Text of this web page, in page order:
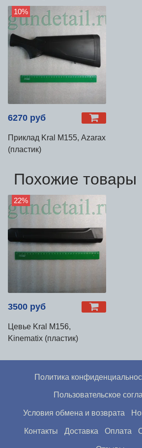
10%
6270 руб
Приклад Kral М155, Azarax
(пластик)
Похожие товары
22%
3500 руб
Цевье Kral М156,
Kinematix (пластик)
Политика
Пользовательское
Условия обмена и возврата
Контакты Доставка Оплата